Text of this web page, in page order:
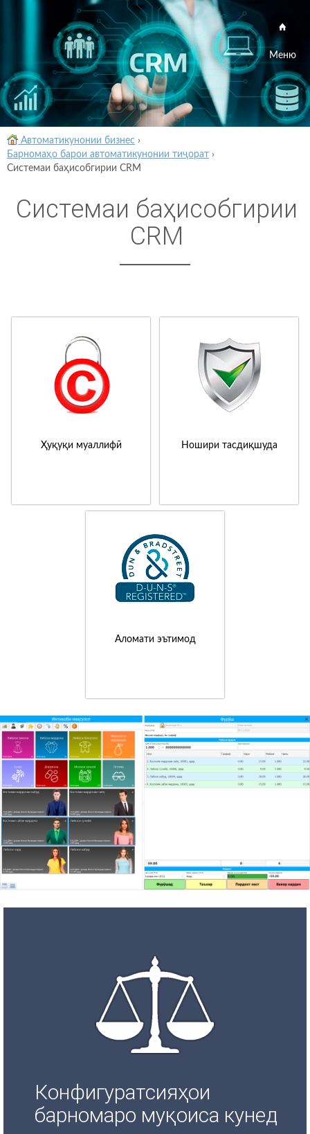
Меню
Автоматикунонии бизнес ›
Барномаҳо барои автоматикунонии тиҷорат ›
Системаи баҳисобгирии CRM
Системаи баҳисобгирии
CRM
Ҳуқуқи муаллифӣ Ношири тасдиқшуда
Аломати эътимод
Конфигуратсияҳои
барномаро муқоиса кунед